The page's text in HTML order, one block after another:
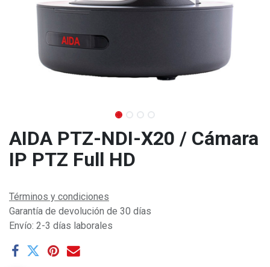
AIDA PTZ-NDI-X20 / Cámara
IP PTZ Full HD
Términos y condiciones
Garantía de devolución de 30 días
Envío: 2-3 días laborales